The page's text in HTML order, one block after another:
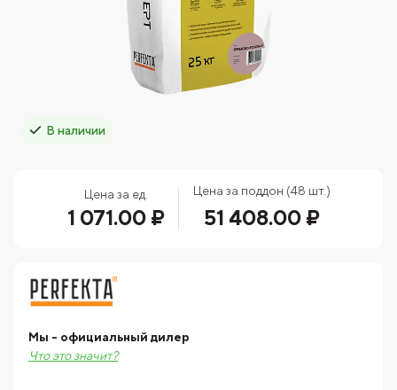
В наличии
Цена за ед.
1 071.00 ₽
Цена за поддон (48 шт.)
51 408.00 ₽
Мы - официальный дилер
Что это значит?